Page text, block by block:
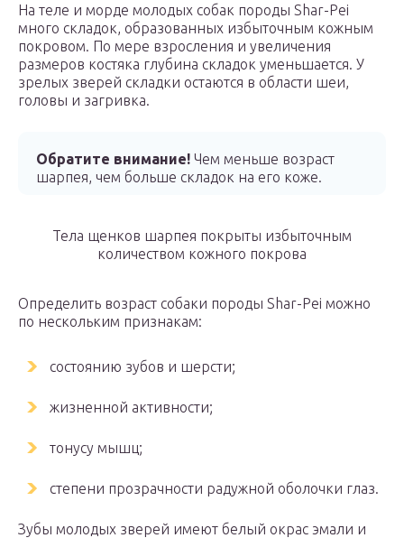
На теле и морде молодых собак породы Shar-Pei
много складок, образованных избыточным кожным
покровом. По мере взросления и увеличения
размеров костяка глубина складок уменьшается. У
зрелых зверей складки остаются в области шеи,
головы и загривка.
Обратите внимание! Чем меньше возраст
шарпея, чем больше складок на его коже.
Тела щенков шарпея покрыты избыточным
количеством кожного покрова
Определить возраст собаки породы Shar-Pei можно
по нескольким признакам:
состоянию зубов и шерсти;
жизненной активности;
тонусу мышц;
степени прозрачности радужной оболочки глаз.
Зубы молодых зверей имеют белый окрас эмали и